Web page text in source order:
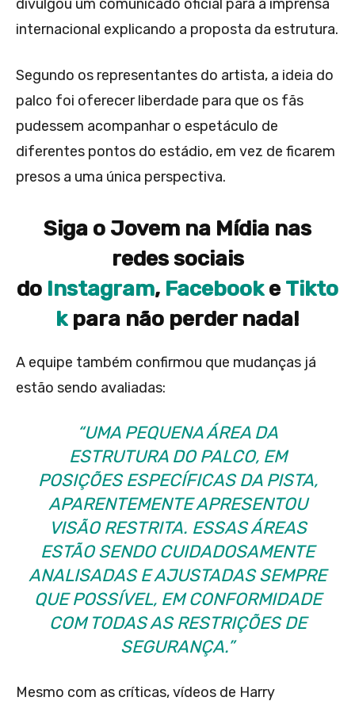
divulgou um comunicado oficial para a imprensa
internacional explicando a proposta da estrutura.
Segundo os representantes do artista, a ideia do
palco foi oferecer liberdade para que os fãs
pudessem acompanhar o espetáculo de
diferentes pontos do estádio, em vez de ficarem
presos a uma única perspectiva.
Siga o Jovem na Mídia nas
redes sociais
do Instagram, FacebookeTikto
k para não perder nada!
A equipe também confirmou que mudanças já
estão sendo avaliadas:
“UMA PEQUENA ÁREA DA
ESTRUTURA DO PALCO, EM
POSIÇÕES ESPECÍFICAS DA PISTA,
APARENTEMENTE APRESENTOU
VISÃO RESTRITA. ESSAS ÁREAS
ESTÃO SENDO CUIDADOSAMENTE
ANALISADAS E AJUSTADAS SEMPRE
QUE POSSÍVEL, EM CONFORMIDADE
COM TODAS AS RESTRIÇÕES DE
SEGURANÇA.”
Mesmo com as críticas, vídeos de Harry